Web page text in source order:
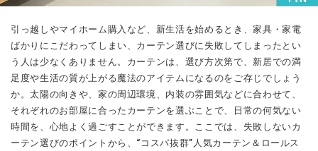
引っ越しやマイホーム購入など、新生活を始めるとき、家具・家電
ばかりにこだわってしまい、カーテン選びに失敗してしまったとい
う人は少なくありません。カーテンは、選び方次第で、新居での満
足度や生活の質が上がる魔法のアイテムになるのをご存じでしょう
か。太陽の向きや、家の周辺環境、内装の雰囲気などに合わせて、
それぞれのお部屋に合ったカーテンを選ぶことで、日常の何気ない
時間を、心地よく過ごすことができます。ここでは、失敗しないカ
ーテン選びのポイントから、“コスパ抜群”人気カーテン＆ロールス